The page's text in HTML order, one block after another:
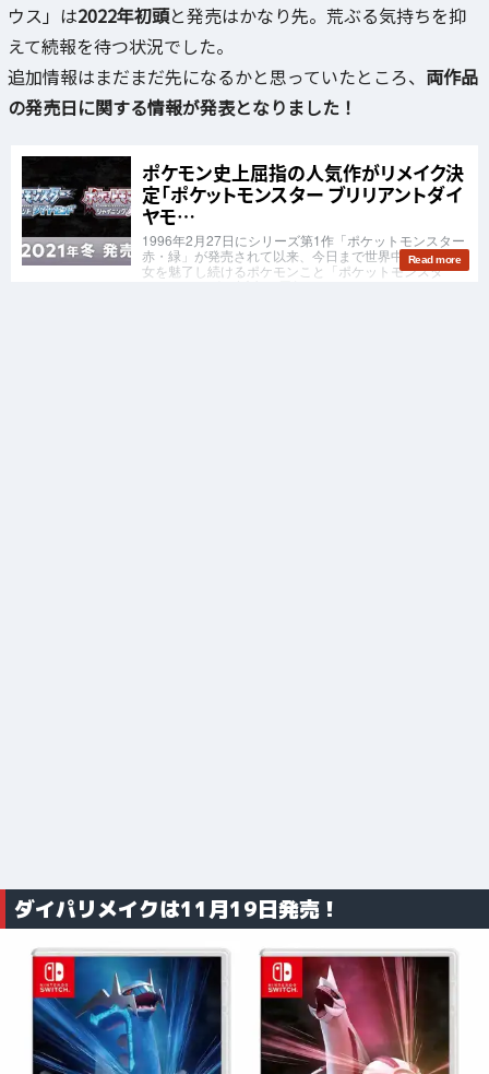
ウス」は2022年初頭と発売はかなり先。荒ぶる気持ちを抑
えて続報を待つ状況でした。
追加情報はまだまだ先になるかと思っていたところ、 両作品
の発売日に関する情報が発表となりました！
ダイパリメイクは11月19日発売！